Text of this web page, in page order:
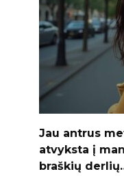
Jau antrus
atvyksta į
braškių